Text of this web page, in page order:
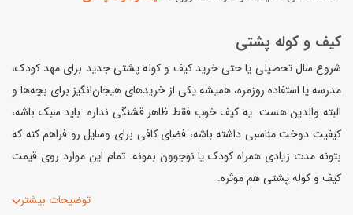
کیف و کوله پشتی
شروع سال تحصیلی یا حتی خرید کیف و کوله پشتی جدید برای مهد کودک،
مدرسه یا استفاده روزمره، همیشه یکی از خریدهای هیجان‌انگیز برای بچه‌ها و
البته والدین هست. یه کیف خوب فقط ظاهر قشنگی نداره. باید سبک باشه،
کیفیت دوخت مناسبی داشته باشه، فضای کافی برای وسایل رو فراهم کنه که
بتونه مدت زیادی همراه کودک یا نوجوون بمونه. تمام این موارد روی قیمت
کیف و کوله پشتی هم موثره.
توضیحات بیشتر